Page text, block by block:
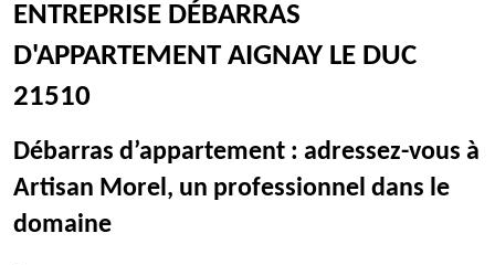
ENTREPRISE DÉBARRAS
D'APPARTEMENT AIGNAY LE DUC
21510
Débarras d’appartement : adressez-vous à
Artisan Morel, un professionnel dans le
domaine